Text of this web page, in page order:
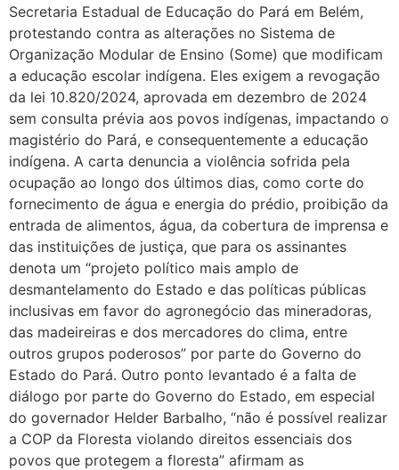
Secretaria Estadual de Educação do Pará em Belém,
protestando contra as alterações no Sistema de
Organização Modular de Ensino (Some) que modificam
a educação escolar indígena. Eles exigem a revogação
da lei 10.820/2024, aprovada em dezembro de 2024
sem consulta prévia aos povos indígenas, impactando o
magistério do Pará, e consequentemente a educação
indígena. A carta denuncia a violência sofrida pela
ocupação ao longo dos últimos dias, como corte do
fornecimento de água e energia do prédio, proibição da
entrada de alimentos, água, da cobertura de imprensa e
das instituições de justiça, que para os assinantes
denota um “projeto político mais amplo de
desmantelamento do Estado e das políticas públicas
inclusivas em favor do agronegócio das mineradoras,
das madeireiras e dos mercadores do clima, entre
outros grupos poderosos” por parte do Governo do
Estado do Pará. Outro ponto levantado é a falta de
diálogo por parte do Governo do Estado, em especial
do governador Helder Barbalho, “não é possível realizar
a COP da Floresta violando direitos essenciais dos
povos que protegem a floresta” afirmam as